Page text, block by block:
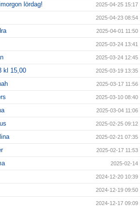
lördag! 2025-04-25 15:17
2025-04-23 08:54
2025-04-01 11:50
2025-03-24 13:41
2025-03-24 12:45
kl 15,00 2025-03-19 13:35
2025-03-17 11:56
2025-03-10 08:40
2025-03-04 11:06
2025-02-25 09:12
2025-02-21 07:35
2025-02-17 11:53
2025-02-14
2024-12-20 10:39
2024-12-19 09:50
2024-12-17 09:09